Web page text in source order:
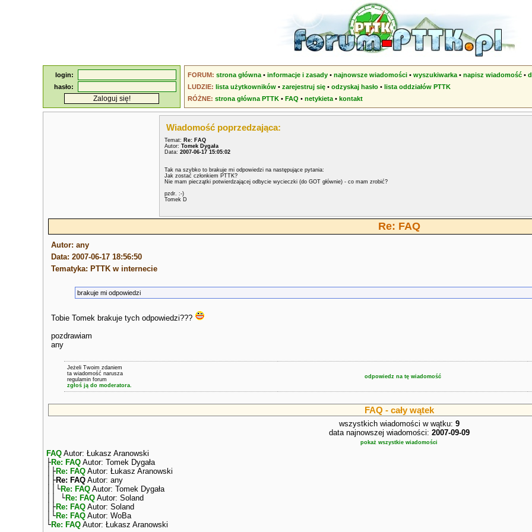
login:
hasło:
FORUM: strona główna • informacje i zasady • najnowsze wiadomości • wyszukiwarka • napisz wiadomość •
LUDZIE: lista użytkowników • zarejestruj się • odzyskaj hasło • lista oddziałów PTTK
RÓŻNE: strona główna PTTK • FAQ • netykieta • kontakt
Wiadomość poprzedzająca:
Temat: Re: FAQ
Autor: Tomek Dygała
Data: 2007-06-17 15:05:02
Tak na szybko to brakuje mi odpowiedzi na następujące pytania:
Jak zostać członkiem PTTK?
Nie mam pieczątki potwierdzającej odbycie wycieczki (do GOT głównie) - co mam zrobić?
pzdr. :-)
Tomek D
Re: FAQ
Autor: any
Data: 2007-06-17 18:56:50
Tematyka: PTTK w internecie
brakuje mi odpowiedzi
Tobie Tomek brakuje tych odpowiedzi???
pozdrawiam
any
Jeżeli Twoim zdaniem
ta wiadomość narusza
regulamin forum
zgłoś ją do moderatora.
odpowiedz na tę wiadomość
FAQ - cały wątek
wszystkich wiadomości w wątku: 9
data najnowszej wiadomości: 2007-09-09
pokaż wszystkie wiadomości
FAQ Autor: Łukasz Aranowski
├Re: FAQ Autor: Tomek Dygała
│├Re: FAQ Autor: Łukasz Aranowski
│├Re: FAQ Autor: any
││└Re: FAQ Autor: Tomek Dygała
││ └Re: FAQ Autor: Soland
│├Re: FAQ Autor: Soland
│└Re: FAQ Autor: WoBa
└Re: FAQ Autor: Łukasz Aranowski